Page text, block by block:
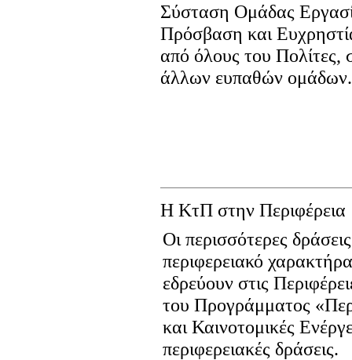
Σύσταση Ομάδας
Πρόσβαση και
από όλους του
άλλων ευπαθών ομάδων.
Η ΚτΠ στην Περιφέρεια
Οι περισσότερες
περιφερειακό
εδρεύουν στις
του Προγράμματος
και Καινοτομικές
περιφερειακές δράσεις.